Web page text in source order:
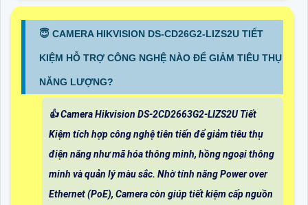
😇 CAMERA HIKVISION DS-CD26G2-LIZS2U TIẾT
KIỆM HỖ TRỢ CÔNG NGHỆ NÀO ĐỂ GIẢM TIÊU THỤ
NĂNG LƯỢNG?
👍 Camera Hikvision DS-2CD2663G2-LIZS2U Tiết
Kiệm tích hợp công nghệ tiên tiến để giảm tiêu thụ
điện năng như mã hóa thông minh, hồng ngoại thông
minh và quản lý màu sắc. Nhờ tính năng Power over
Ethernet (PoE), Camera còn giúp tiết kiệm cấp nguồn